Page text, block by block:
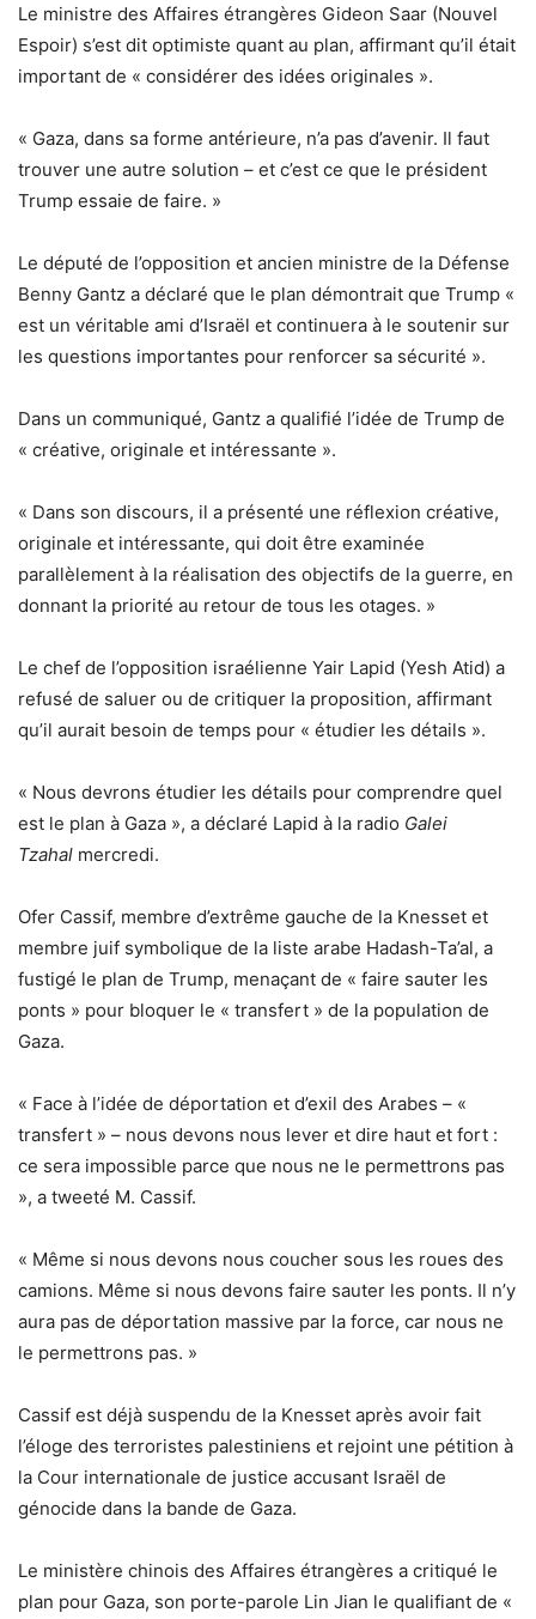
Le ministre des Affaires étrangères Gideon Saar (Nouvel
Espoir) s’est dit optimiste quant au plan, affirmant qu’il était
important de « considérer des idées originales ».
« Gaza, dans sa forme antérieure, n’a pas d’avenir. Il faut
trouver une autre solution – et c’est ce que le président
Trump essaie de faire. »
Le député de l’opposition et ancien ministre de la Défense
Benny Gantz a déclaré que le plan démontrait que Trump «
est un véritable ami d’Israël et continuera à le soutenir sur
les questions importantes pour renforcer sa sécurité ».
Dans un communiqué, Gantz a qualifié l’idée de Trump de
« créative, originale et intéressante ».
« Dans son discours, il a présenté une réflexion créative,
originale et intéressante, qui doit être examinée
parallèlement à la réalisation des objectifs de la guerre, en
donnant la priorité au retour de tous les otages. »
Le chef de l’opposition israélienne Yair Lapid (Yesh Atid) a
refusé de saluer ou de critiquer la proposition, affirmant
qu’il aurait besoin de temps pour « étudier les détails ».
« Nous devrons étudier les détails pour comprendre quel
est le plan à Gaza », a déclaré Lapid à la radio Galei
Tzahal mercredi.
Ofer Cassif, membre d’extrême gauche de la Knesset et
membre juif symbolique de la liste arabe Hadash-Ta’al, a
fustigé le plan de Trump, menaçant de « faire sauter les
ponts » pour bloquer le « transfert » de la population de
Gaza.
« Face à l’idée de déportation et d’exil des Arabes – «
transfert » – nous devons nous lever et dire haut et fort :
ce sera impossible parce que nous ne le permettrons pas
», a tweeté M. Cassif.
« Même si nous devons nous coucher sous les roues des
camions. Même si nous devons faire sauter les ponts. Il n’y
aura pas de déportation massive par la force, car nous ne
le permettrons pas. »
Cassif est déjà suspendu de la Knesset après avoir fait
l’éloge des terroristes palestiniens et rejoint une pétition à
la Cour internationale de justice accusant Israël de
génocide dans la bande de Gaza.
Le ministère chinois des Affaires étrangères a critiqué le
plan pour Gaza, son porte-parole Lin Jian le qualifiant de «